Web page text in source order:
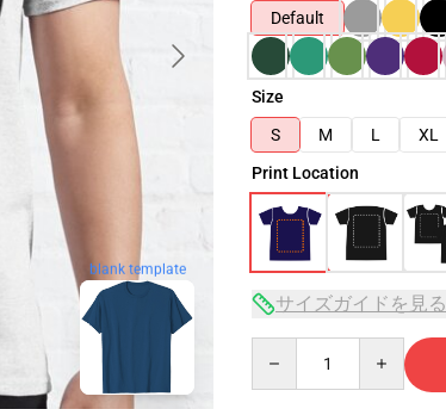
blank template
Default
Size
S
M L XL
Print Location
サイズガイドを見る